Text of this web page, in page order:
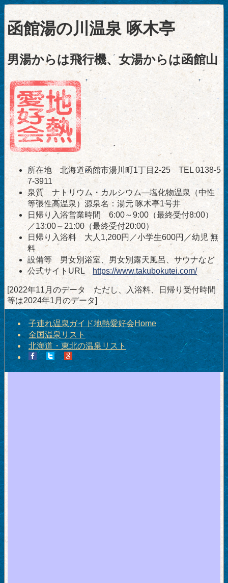
函館湯の川温泉 啄木亭
男湯からは飛行機、女湯からは函館山
所在地 北海道函館市湯川町1丁目2-25 TEL 0138-5
7-3911
泉質 ナトリウム・カルシウム―塩化物温泉（中性
等張性高温泉）源泉名：湯元 啄木亭1号井
日帰り入浴営業時間 6:00～9:00（最終受付8:00）
／13:00～21:00（最終受付20:00）
日帰り入浴料 大人1,200円／小学生600円／幼児 無
料
設備等 男女別浴室、男女別露天風呂、サウナなど
公式サイトURL
https://www.takubokutei.com/
[2022年11月のデータ ただし、入浴料、日帰り受付時間
等は2024年1月のデータ]
子連れ温泉ガイド地熱愛好会Home
全国温泉リスト
北海道・東北の温泉リスト